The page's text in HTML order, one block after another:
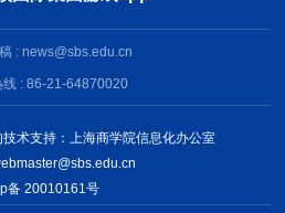
: news@sbs.edu.cn
线 : 86-21-64870020
术支持：上海商学院信息化办公室
备 20010161号